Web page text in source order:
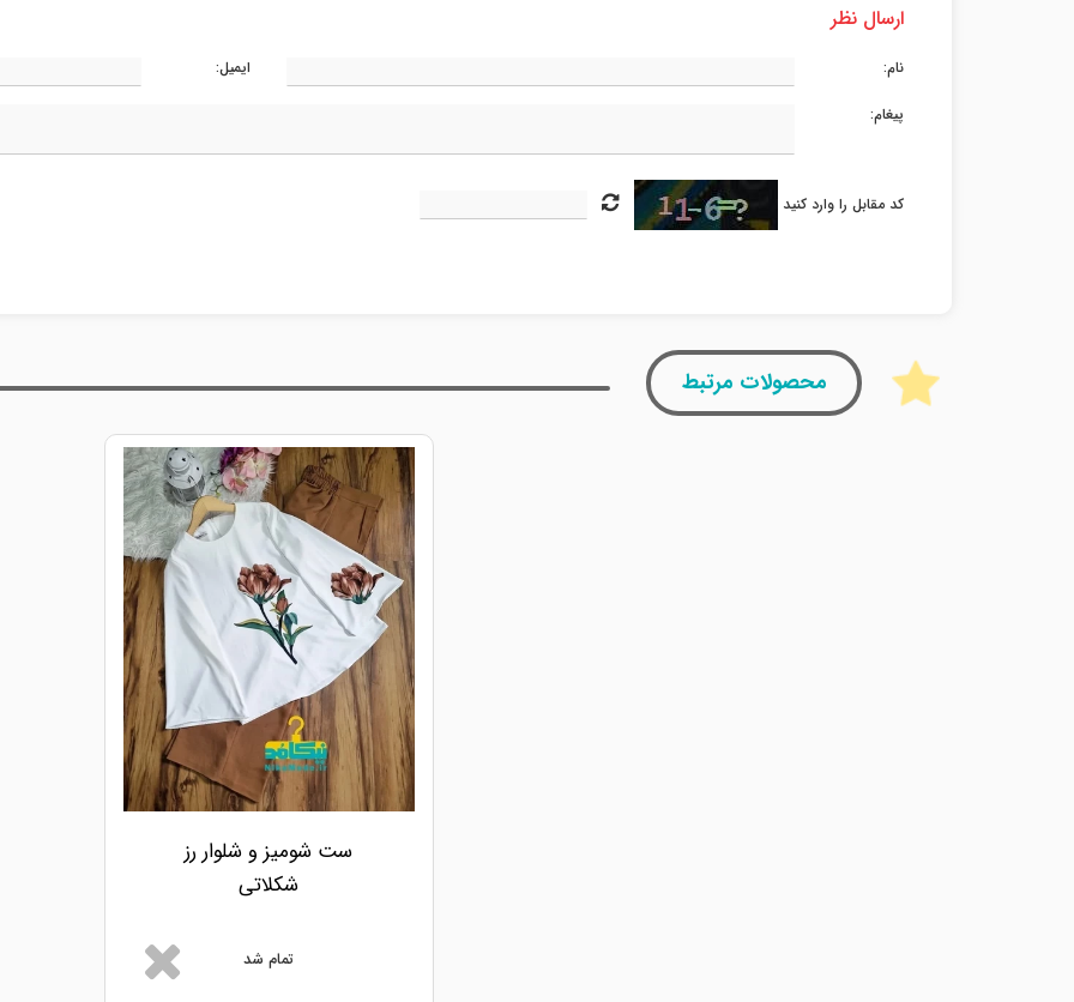
ارسال نظر
نام: ایمیل:
پیغام:
کد مقابل را وارد کنید
محصولات مرتبط
ست شومیز و شلوار رز
شکلاتی
تمام شد